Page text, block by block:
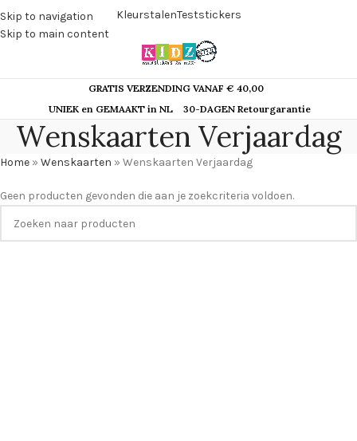
Skip to navigation
Skip to main content
KleurstalenTeststickers
GRATIS VERZENDING VANAF € 40,00
UNIEK en GEMAAKT in NL
30-DAGEN Retourgarantie
Wenskaarten Verjaardag
Home » Wenskaarten » Wenskaarten Verjaardag
Geen producten gevonden die aan je zoekcriteria voldoen.